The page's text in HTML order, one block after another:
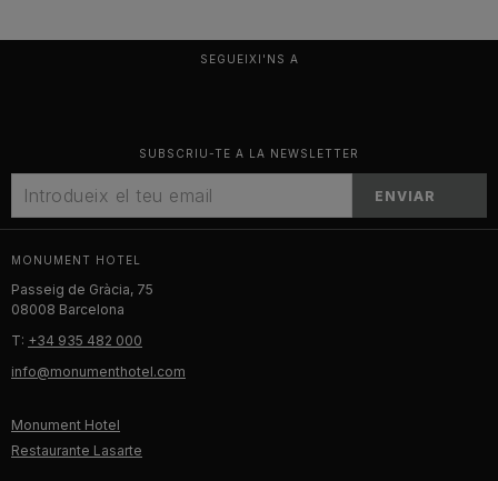
SEGUEIXI'NS A
SUBSCRIU-TE A LA NEWSLETTER
ENVIAR
MONUMENT HOTEL
Passeig de Gràcia, 75
08008 Barcelona
T: +34 935 482 000
info@monumenthotel.com
Monument Hotel
Restaurante Lasarte